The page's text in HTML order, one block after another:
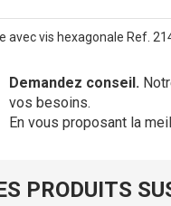
avec vis hexagonale Ref.
Demandez conseil.
vos besoins.
En vous proposant la
PRODUITS